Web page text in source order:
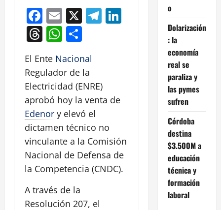
Facebook
Email
X Telegram
LinkedIn
Threads
WhatsApp
El Ente Nacional
Regulador de la
Electricidad (ENRE)
aprobó hoy la venta de
Edenor y elevó el
dictamen técnico no
vinculante a la Comisión
Nacional de Defensa de
la Competencia (CNDC).
A través de la
Resolución 207, el
o
Dolarización
: la
economía
real se
paraliza y
las pymes
sufren
Córdoba
destina
$3.500M a
educación
técnica y
formación
laboral